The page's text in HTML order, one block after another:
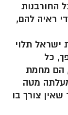
החורבנות
ראיה להם,
ישראל תלוי
כל
הם מחמת
מטה
צורך בו